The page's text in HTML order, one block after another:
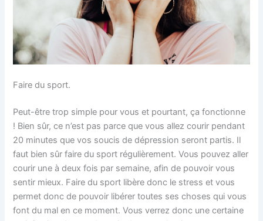
Faire du sport.
Peut-être trop simple pour vous et pourtant, ça fonctionne
! Bien sûr, ce n’est pas parce que vous allez courir pendant
20 minutes que vos soucis de dépression seront partis. Il
faut bien sûr faire du sport régulièrement. Vous pouvez aller
courir une à deux fois par semaine, afin de pouvoir vous
sentir mieux. Faire du sport libère donc le stress et vous
permet donc de pouvoir libérer toutes ses choses qui vous
font du mal en ce moment. Vous verrez donc une certaine